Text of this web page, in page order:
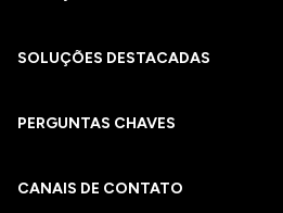
SOLUÇÕES DESTACADAS
PERGUNTAS CHAVES​
CANAIS DE CONTATO